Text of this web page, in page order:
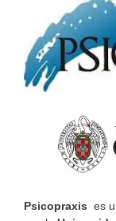
Psicopraxis es